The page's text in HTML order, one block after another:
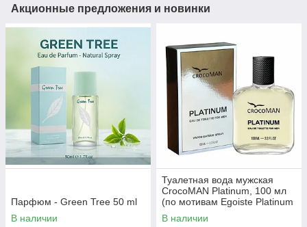
Акционные предложения и новинки
Парфюм - Green Tree 50 ml
В наличии
Туалетная вода мужская
CrocoMAN Platinum, 100 мл
(по мотивам Egoiste Platinum
(Chanel)
В наличии